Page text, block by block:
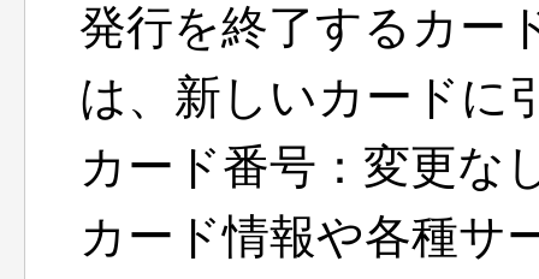
発行を終了するカー
は、新しいカードに
カード番号：変更な
カード情報や各種サ